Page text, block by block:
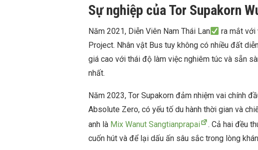
Sự nghiệp của Tor Supakorn
Năm 2021, Diễn Viên Nam Thái Lan
ra mắt với
Project. Nhân vật Bus tuy không có nhiều đất
giá cao với thái độ làm việc nghiêm túc và sẵn
nhất.
Năm 2023, Tor Supakorn đảm nhiệm vai chính
Absolute Zero, có yếu tố du hành thời gian và
anh là Mix Wanut Sangtianprapai
. Cả hai đều
cuốn hút và để lại dấu ấn sâu sắc trong lòng